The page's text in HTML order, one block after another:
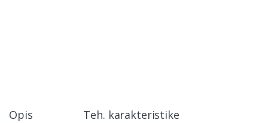
Opis Teh. karakteristike